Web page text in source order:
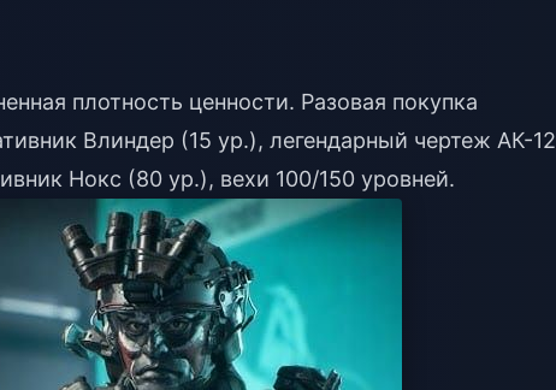
плотность ценности. Разовая покупка
Влиндер (15 ур.), легендарный чертеж АК-12
Нокс (80 ур.), вехи 100/150 уровней.